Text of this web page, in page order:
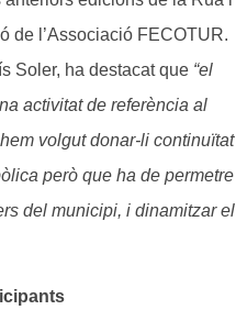
de l’Associació FECOTUR.
Soler, ha destacat que “el
activitat de referència al
volgut donar-li continuïtat
però que ha de permetre
del municipi, i dinamitzar el